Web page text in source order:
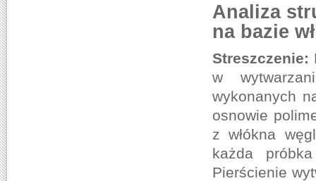
Analiza
na bazie
Streszczenie:
w
wykonanych
osnowie
z włókna
każda
Pierścienie